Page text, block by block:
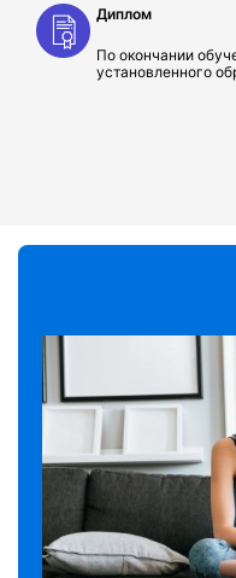
Диплом
По окончании
установленного